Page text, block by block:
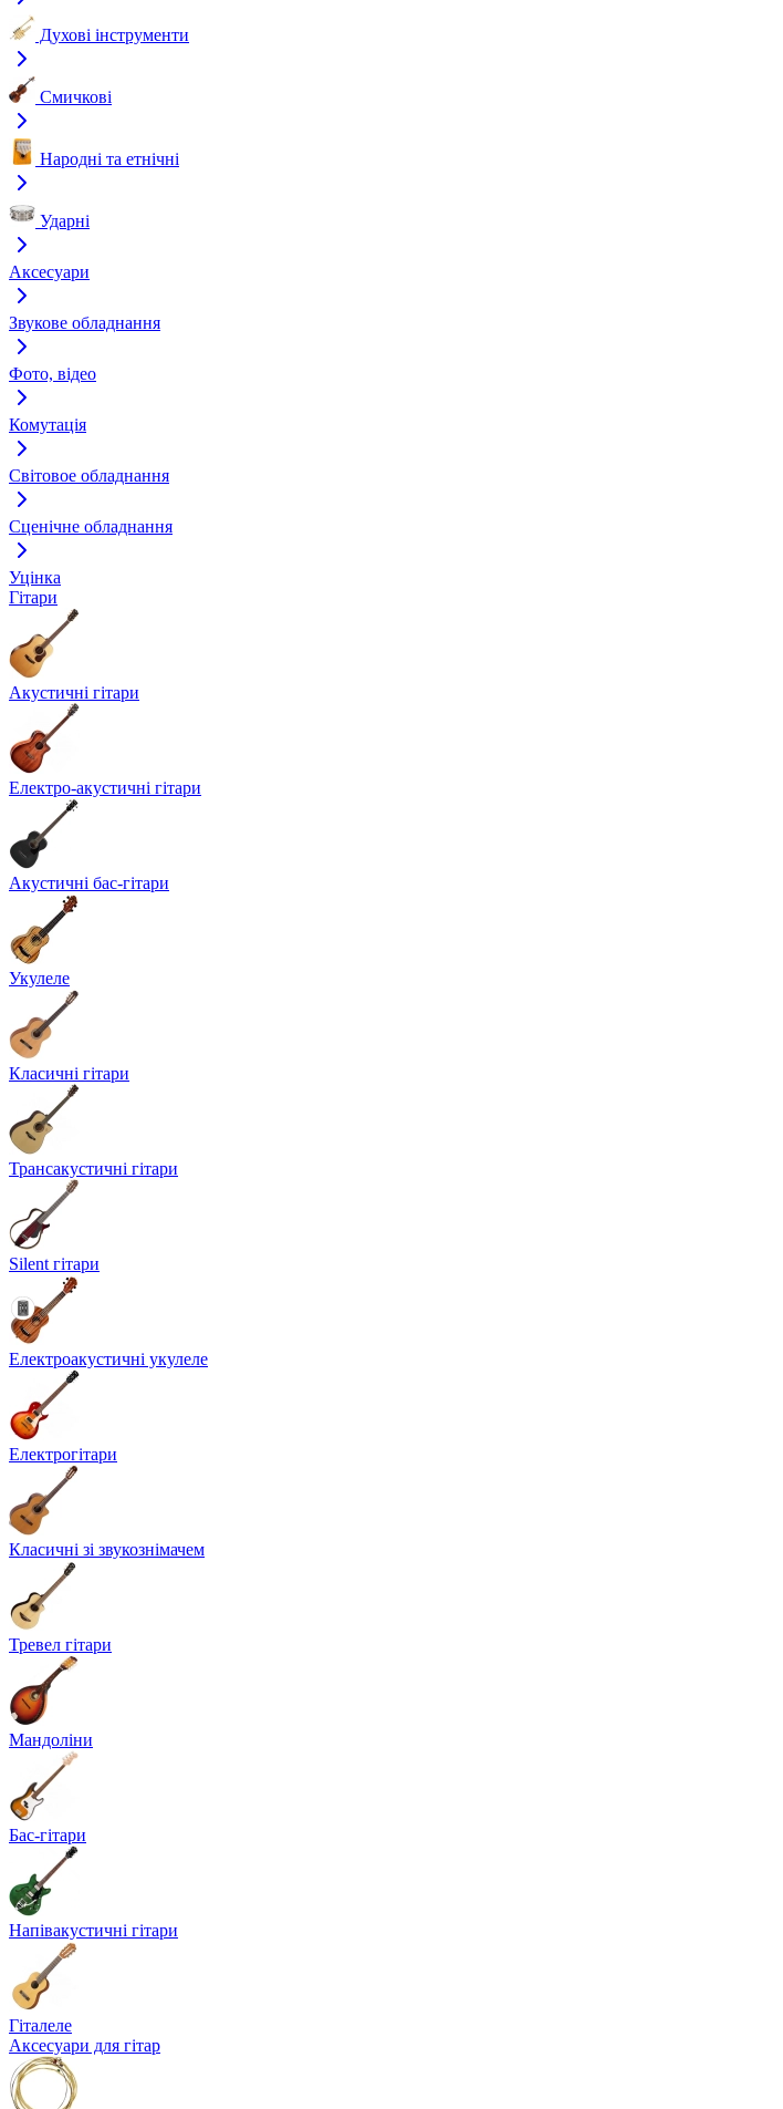
Духові інструменти
Смичкові
Народні та етнічні
Ударні
Аксесуари
Звукове обладнання
Фото, відео
Комутація
Світовое обладнання
Сценічне обладнання
Уцінка
Гітари
Акустичні гітари
Електро-акустичні гітари
Акустичні бас-гітари
Укулеле
Класичні гітари
Трансакустичні гітари
Silent гітари
Електроакустичні укулеле
Електрогітари
Класичні зі звукознімачем
Тревел гітари
Мандоліни
Бас-гітари
Напівакустичні гітари
Гіталеле
Аксесуари для гітар